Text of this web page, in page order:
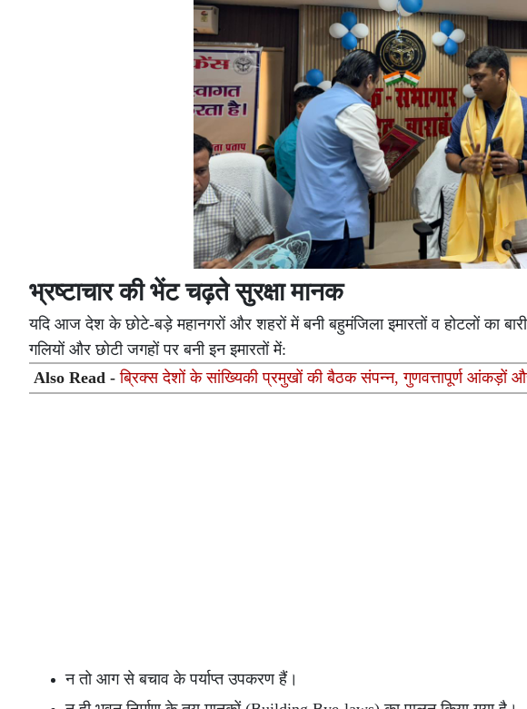
भ्रष्टाचार की भेंट चढ़ते सुरक्षा मानक
यदि आज देश के छोटे-बड़े महानगरों और शहरों में बनी बहुमंजिला इमारतों व होटलों का
गलियों और छोटी जगहों पर बनी इन इमारतों में:
Also Read -ब्रिक्स देशों के सांख्यिकी प्रमुखों की बैठक संपन्न, गुणवत्तापूर्ण
न तो आग से बचाव के पर्याप्त उपकरण हैं।